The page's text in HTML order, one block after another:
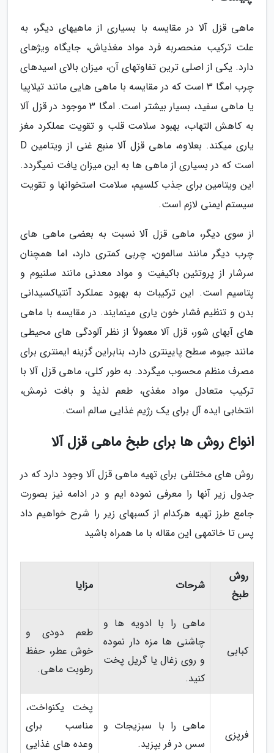
ماهی قزل آلا در مقایسه با بسیاری از ماهیهای دیگر، به
علت ترکیب منحصربه فرد مواد مغذیاش، جایگاه ویژهای
دارد. یکی از اصلی ترین تفاوتهای آن، میزان بالای اسیدهای
چرب امگا 3 است که در مقایسه با ماهی هایی مانند تیلاپیا
یا ماهی سفید، بسیار بیشتر است. امگا 3 موجود در قزل آلا
به کاهش التهاب، بهبود سلامت قلب و تقویت عملکرد مغز
یاری میکند. بعلاوه، ماهی قزل آلا منبع غنی از ویتامین D
است که در بسیاری از ماهی ها به این میزان یافت نمیگردد.
این ویتامین برای جذب کلسیم، سلامت استخوانها و تقویت
سیستم ایمنی لازم است.
از سوی دیگر، ماهی قزل آلا نسبت به بعضی ماهی های
چرب دیگر مانند سالمون، چربی کمتری دارد، اما همچنان
سرشار از پروتئین باکیفیت و مواد معدنی مانند سلنیوم و
پتاسیم است. این ترکیبات به بهبود عملکرد آنتیاکسیدانی
بدن و تنظیم فشار خون یاری مینمایند. در مقایسه با ماهی
های آبهای شور، قزل آلا معمولاً از نظر آلودگی های محیطی
مانند جیوه، سطح پایینتری دارد، بنابراین گزینه ایمنتری برای
مصرف منظم محسوب میگردد. به طور کلی، ماهی قزل آلا با
ترکیب متعادل مواد مغذی، طعم لذیذ و بافت نرمش،
انتخابی ایده آل برای یک رژیم غذایی سالم است.
انواع روش ها برای طبخ ماهی قزل آلا
روش های مختلفی برای تهیه ماهی قزل آلا وجود دارد که در
جدول زیر آنها را معرفی نموده ایم و در ادامه نیز بصورت
جامع طرز تهیه هرکدام از کسبهای زیر را شرح خواهیم داد
پس تا خاتمهی این مقاله با ما همراه باشید
روش
طبخ
شرحات مزایا
کبابی
ماهی را با ادویه ها و
چاشنی ها مزه دار نموده
و روی زغال یا گریل پخت
کنید.
طعم دودی و
خوش عطر، حفظ
رطوبت ماهی.
فرپزی
ماهی را با سبزیجات و
سس در فر بپزید.
پخت یکنواخت،
مناسب برای
وعده های غذایی